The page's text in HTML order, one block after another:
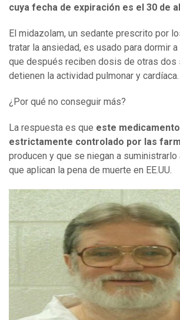
cuya fecha de expiración es el 30 de
El midazolam, un sedante prescrito por
tratar la ansiedad, es usado para dormir
que después reciben dosis de otras dos
detienen la actividad pulmonar y cardíaca.
¿Por qué no conseguir más?
La respuesta es que este
estrictamente controlado por las
producen y que se niegan a
que aplican la pena de muerte en EE.UU.